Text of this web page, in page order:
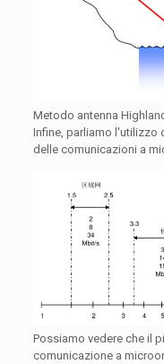
Metodo antenna
Infine, parliamo l'utilizzo
delle comunicazioni a
Possiamo vedere che il
comunicazione a